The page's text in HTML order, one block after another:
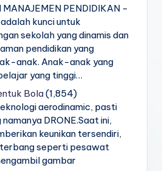
MANAJEMEN PENDIDIKAN -
kunci untuk
sekolah yang dinamis dan
pendidikan yang
anak. Anak-anak yang
yang tinggi…
Bola(1,854)
aerodinamic, pasti
DRONE.Saat ini,
keunikan tersendiri,
seperti pesawat
gambar